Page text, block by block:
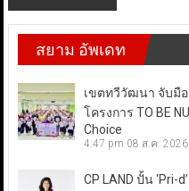
สยาม อัพเดท
เขตทวีวัฒนา จับมื
โครงการ TO BE
Choice
4:47 pm 08 ส.ค. 2026
CP LAND ปั้น ‘Pri-